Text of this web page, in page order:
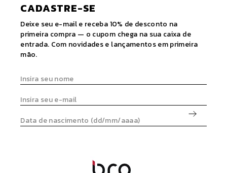
CADASTRE-SE
Deixe seu e-mail e receba 10% de desconto na
primeira compra — o cupom chega na sua caixa de
entrada. Com novidades e lançamentos em primeira
mão.